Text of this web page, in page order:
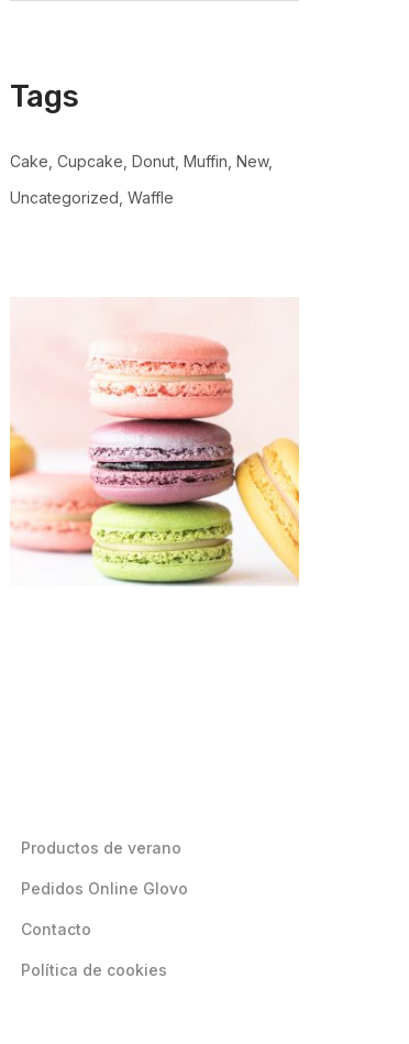
Tags
Cake Cupcake Donut Muffin New
Uncategorized Waffle
Productos de verano
Pedidos Online Glovo
Contacto
Política de cookies